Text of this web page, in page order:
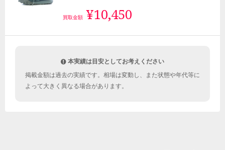
買取金額 ¥10,450
本実績は目安としてお考えください
掲載金額は過去の実績です。相場は変動し、また状態や年代等に
よって大きく異なる場合があります。